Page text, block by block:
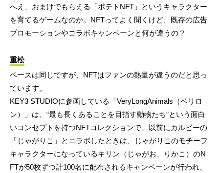
へえ、おまけでもらえる「ポテトNFT」というキャラクター
を育てるゲームなのか。NFTってよく聞くけど、既存の広告
プロモーションやコラボキャンペーンと何が違うの？
重松
ベースは同じですが、NFTはファンの熱量が違うのだと思っ
ています。
KEY3 STUDIOに参画している「VeryLongAnimals（ベリロ
ン）」は、“最も長くあることを目指す動物たち”という面白
いコンセプトを持つNFTコレクションで、以前にカルビーの
「じゃがりこ」とコラボしたときは、じゃがりこのモチーフ
キャラクターになっているキリン（じゃがお、りかこ）のN
FTが50枚ずつ計100名に配布されるキャンペーンが行われ、